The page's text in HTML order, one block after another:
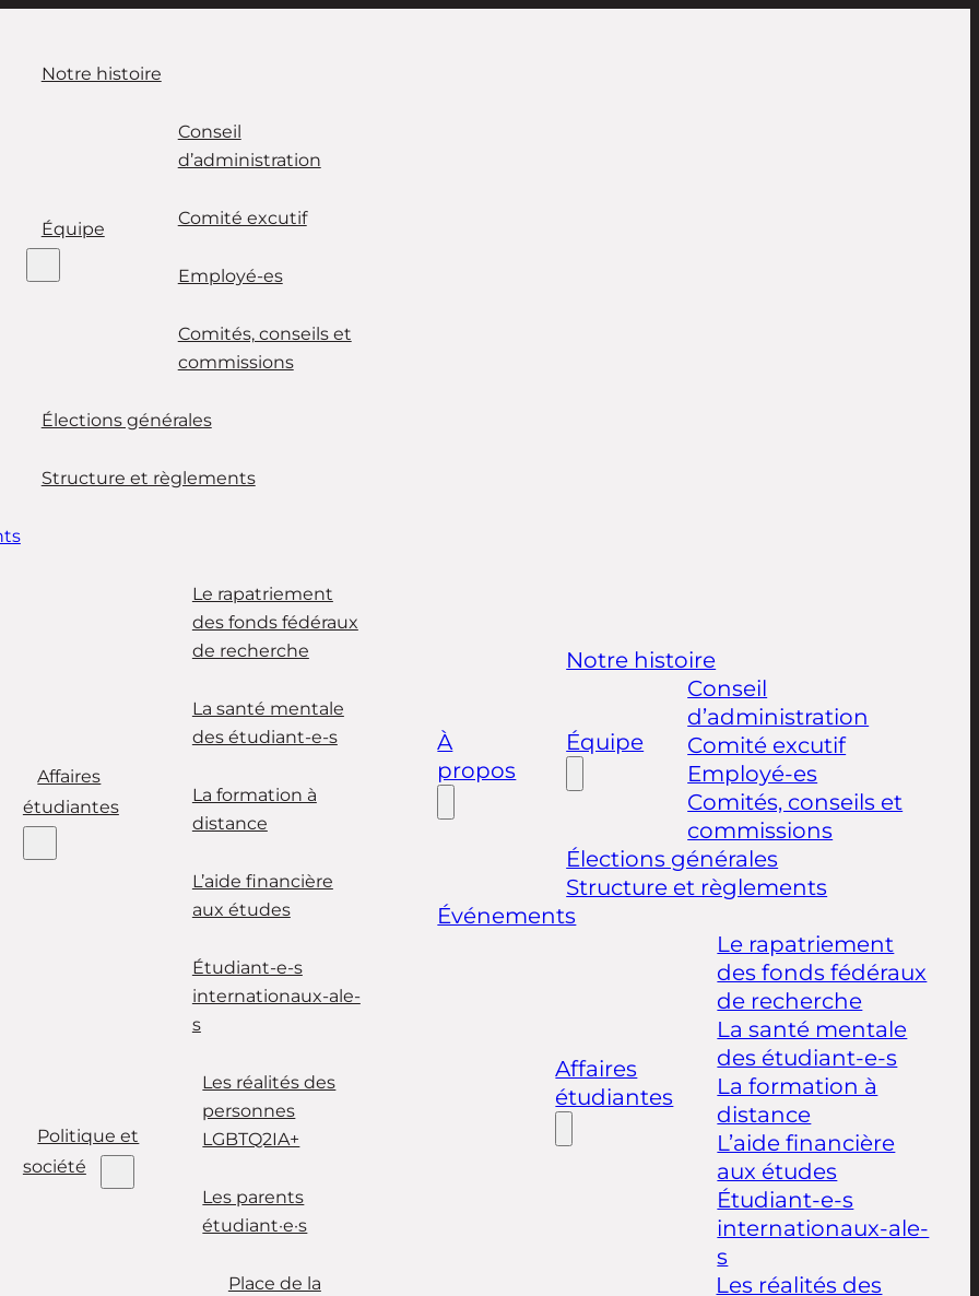
Notre histoire
Équipe
Conseil
d’administration
Comité excutif
Employé-es
Comités, conseils et
commissions
Élections générales
Structure et règlements
Affaires
étudiantes
Le rapatriement
des fonds fédéraux
de recherche
La santé mentale
des étudiant-e-s
La formation à
distance
L’aide financière
aux études
Étudiant-e-s
internationaux-ale-
s
Politique et
société
Les réalités des
personnes
LGBTQ2IA+
Les parents
étudiant·e·s
Place de la
À
propos
Notre histoire
Équipe
Conseil
d’administration
Comité excutif
Employé-es
Comités, conseils et
commissions
Élections générales
Structure et règlements
Événements
Affaires
étudiantes
Le rapatriement
des fonds fédéraux
de recherche
La santé mentale
des étudiant-e-s
La formation à
distance
L’aide financière
aux études
Étudiant-e-s
internationaux-ale-
s
Les réalités des